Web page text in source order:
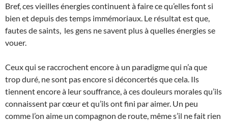
Bref, ces vieilles énergies continuent à faire ce qu’elles font si
bien et depuis des temps immémoriaux. Le résultat est que,
fautes de saints, les gens ne savent plus à quelles énergies se
vouer.
Ceux qui se raccrochent encore à un paradigme qui n’a que
trop duré, ne sont pas encore si déconcertés que cela. Ils
tiennent encore à leur souffrance, à ces douleurs morales qu’ils
connaissent par cœur et qu’ils ont fini par aimer. Un peu
comme l’on aime un compagnon de route, même s’il ne fait rien